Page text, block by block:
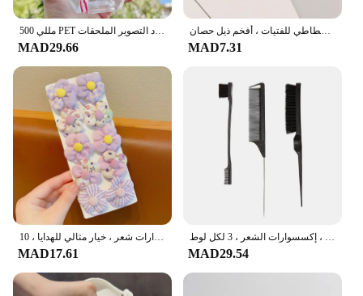
500 مللي PET الفراولة على شكل الأطفال القش القدح واضح الفراولة عصير القدح كوب الماء البارد التصوير الملحقات
MAD29.66
لطيف الكرتون الحيوان شريط مطاطي للفتيات ، أفخم ذيل حصان ، Maruko الشعر التعادل ، مرونة الشعر الدائري ، أغطية الرأس للأطفال ، اكسسوارات للشعر
MAD7.31
MAD17.61 MAD29.54